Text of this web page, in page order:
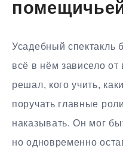
Усадебный спектакль
всё в нём зависело
решал, кого учить,
поручать главные
наказывать. Он мог
но одновременно